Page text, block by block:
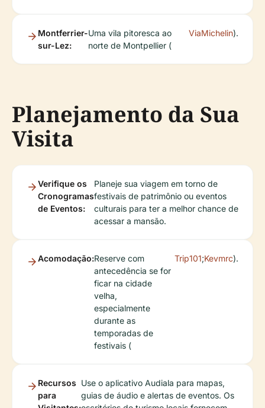
Montferrier-
sur-Lez:
Uma vila pitoresca ao
norte de Montpellier (
ViaMichelin).
Planejamento da Sua
Visita
Verifique os
Cronogramas
de Eventos:
Planeje sua viagem em torno de
festivais de patrimônio ou eventos
culturais para ter a melhor chance de
acessar a mansão.
Acomodação:Reserve com
antecedência se for
ficar na cidade
velha,
especialmente
durante as
temporadas de
festivais (
Trip101;Kevmrc).
Recursos
para
Use o aplicativo Audiala para mapas,
guias de áudio e alertas de eventos. Os